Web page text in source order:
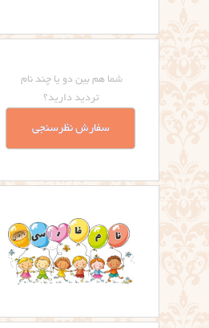
شما هم بین دو یا چند نام
تردید دارید؟
سفارش نظرسنجی